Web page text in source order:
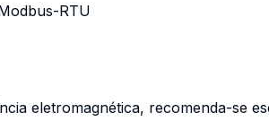
RTU
eletromagnética, recomenda-se